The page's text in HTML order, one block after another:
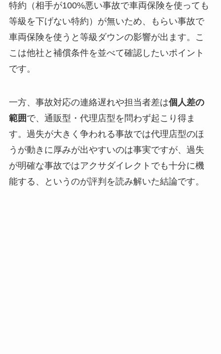
特約（相手が100%悪い事故で車両保険を使っても
等級を下げない特約）が無いため、もらい事故で
車両保険を使うと等級ダウンの影響が出ます。こ
こは他社と補償条件を並べて確認したいポイント
です。
一方、事故対応の連絡遅れや担当者差は個人差の
範囲 で、通販型・代理店型を問わず起こり得ま
す。過失が大きく争われる事故では代理店型のほ
うが動きに厚みが出やすいのは事実ですが、過失
が明確な事故ではアクサダイレクトでも十分に機
能する、というのが評判を読み解いた結論です。